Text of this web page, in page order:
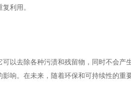
利用。
以去除各种污渍和残留物，同时不会产
响。在未来，随着环保和可持续性的重